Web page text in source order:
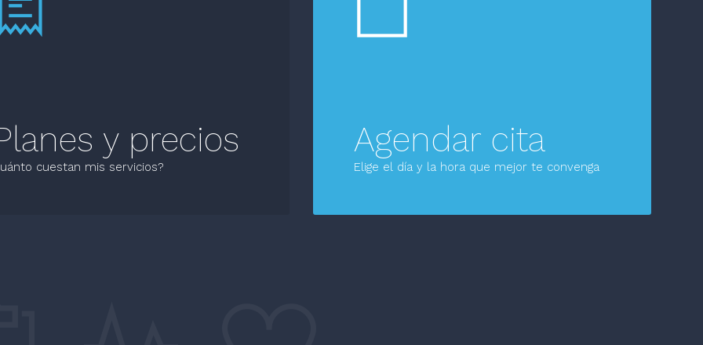
y precios
cuestan mis servicios?
Agendar cita
Elige el día y la hora que mejor te convenga